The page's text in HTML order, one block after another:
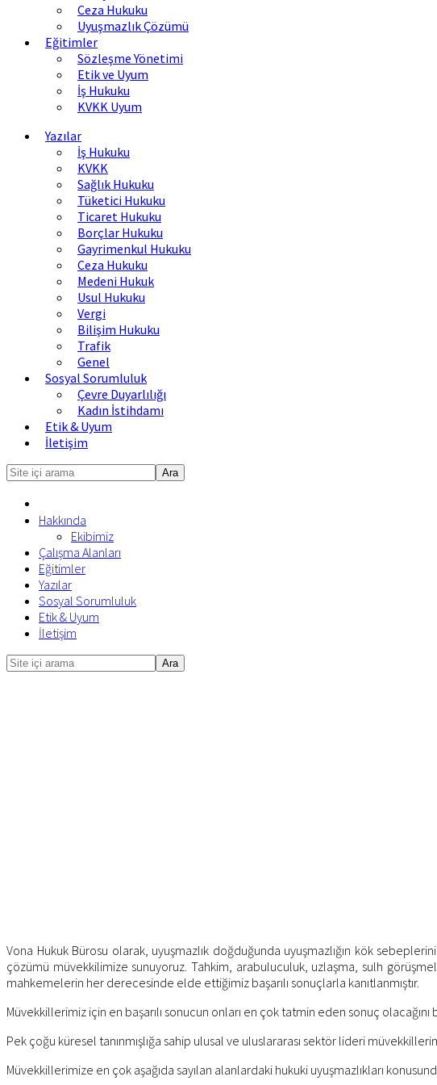
Ceza Hukuku
Uyuşmazlık Çözümü
Eğitimler
Sözleşme Yönetimi
Etik ve Uyum
İş Hukuku
KVKK Uyum
Yazılar
İş Hukuku
KVKK
Sağlık Hukuku
Tüketici Hukuku
Ticaret Hukuku
Borçlar Hukuku
Gayrimenkul Hukuku
Ceza Hukuku
Medeni Hukuk
Usul Hukuku
Vergi
Bilişim Hukuku
Trafik
Genel
Sosyal Sorumluluk
Çevre Duyarlılığı
Kadın İstihdamı
Etik & Uyum
İletişim
Site
arama
Hakkında
Ekibimiz
Çalışma Alanları
Eğitimler
Yazılar
Sosyal Sorumluluk
Etik & Uyum
İletişim
Mobile
Site
Vona Hukuk Bürosu olarak, uyuşmazlık doğduğunda uyuşmazlığın kök
çözümü müvekkilimize sunuyoruz. Tahkim, arabuluculuk, uzlaşma, sulh
mahkemelerin her derecesinde elde ettiğimiz başarılı sonuçlarla kanıtlanmıştır.
Müvekkillerimiz için en başarılı sonucun onları en çok tatmin eden sonuç
Pek çoğu küresel tanınmışlığa sahip ulusal ve uluslararası sektör lideri
Müvekkillerimize en çok aşağıda sayılan alanlardaki hukuki uyuşmazlıkları